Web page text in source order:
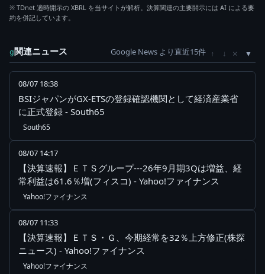
※ TDnet 適時開示の XBRL を当サイトが解析。決算関連の主要開示には AI による要
約を併記しています。
g関連ニュース Google News より直近15件 ↑ ↓ ×
08/07 18:38
BSIジャパンがGX-ETSの登録確認機関として経済産業省
に正式登録 - South65
South65
08/07 14:17
【決算速報】ＥＴＳグループ---26年9月期3Qは増益、経
常利益は61.6％増(フィスコ) - Yahoo!ファイナンス
Yahoo!ファイナンス
08/07 11:33
【決算速報】ＥＴＳ・Ｇ、今期経常を32％上方修正(株探
ニュース) - Yahoo!ファイナンス
Yahoo!ファイナンス